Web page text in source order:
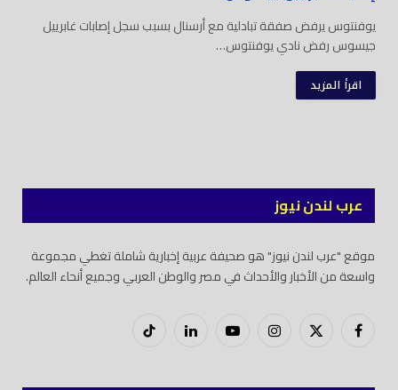
يوفنتوس يرفض صفقة تبادلية مع أرسنال بسبب سجل إصابات غابرييل
جيسوس رفض نادي يوفنتوس…
اقرأ المزيد
عرب لندن نيوز
موقع "عرب لندن نيوز" هو صحيفة عربية إخبارية شاملة تغطي مجموعة
واسعة من الأخبار والأحداث في مصر والوطن العربي وجميع أنحاء العالم.
فيسبوكX
إنستغراميوتيوب لينكدود
تيك